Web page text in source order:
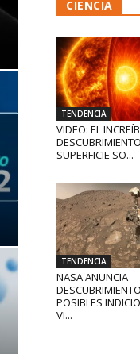
CIENCIA
TENDENCIA
VIDEO: EL
SUPERFICIE SO...
TENDENCIA
NASA ANUNCIA
POSIBLES
VI...